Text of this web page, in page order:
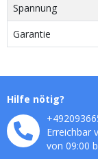
Spannung
Garantie
Hilfe nötig?
Erreichbar
von 09:00